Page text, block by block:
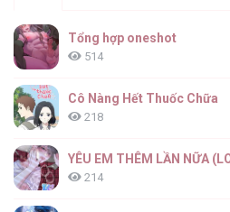
Báo Cáo Sếp Tôi
Tổng hợp oneshot
514
Cô Nàng Hết Thuốc Chữa
218
YÊU EM THÊM LẦN NỮA
214